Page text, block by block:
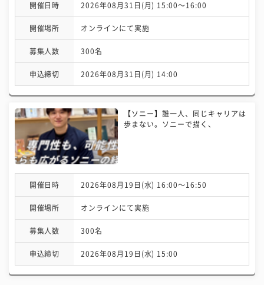
開催日時 2026年08月31日(月) 15:00〜16:00
開催場所 オンラインにて実施
募集人数 300名
申込締切 2026年08月31日(月) 14:00
【ソニー】誰一人、同じキャリアは
歩まない。ソニーで描く、
開催日時 2026年08月19日(水) 16:00〜16:50
開催場所 オンラインにて実施
募集人数 300名
申込締切 2026年08月19日(水) 15:00